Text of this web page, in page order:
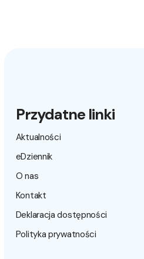
Przydatne linki
Aktualności
eDziennik
O nas
Kontakt
Deklaracja dostępności
Polityka prywatności